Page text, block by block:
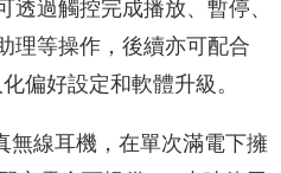
過觸控完成播放、暫停、
理等操作，後續亦可配合
偏好設定和軟體升級。
無線耳機，在單次滿電下擁